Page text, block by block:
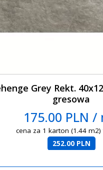
Grey Rekt.
gresowa
175.00 PLN /
cena za 1 karton (1.44 m2)
252.00 PLN